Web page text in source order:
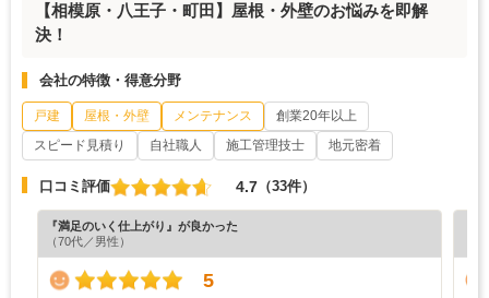
【相模原・八王子・町田】屋根・外壁のお悩みを即解
決！
会社の特徴・得意分野
戸建 屋根・外壁 メンテナンス
創業20年以上
スピード見積り
自社職人 施工管理技士 地元密着
口コミ評価 4.7 （33件）
『満足のいく仕上がり』が良かった
（70代／男性）
5